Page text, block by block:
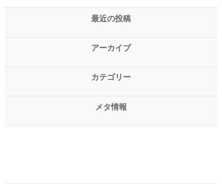
最近の投稿
アーカイブ
カテゴリー
メタ情報